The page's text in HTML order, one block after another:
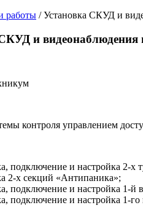
работы /Установка СКУД и
и видеонаблюдения
контроля управлением
подключение и настройка 2-х
2-х секций «Антипаника»;
подключение и настройка 1-й
подключение и настройка 1-